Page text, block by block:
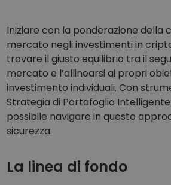
Iniziare con la ponderazione della
mercato negli investimenti in
trovare il giusto equilibrio tra il
mercato e l’allinearsi ai propri
investimento individuali. Con
Strategia di Portafoglio
possibile navigare in questo
sicurezza.
La linea di fondo